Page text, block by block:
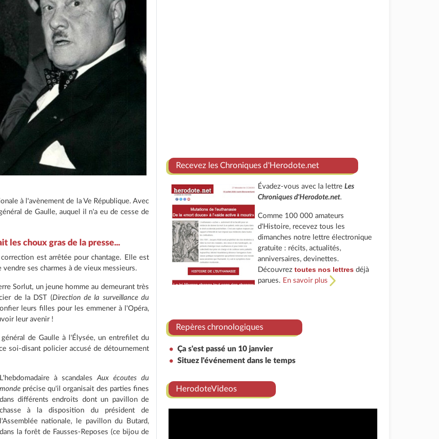
à l'avènement de la Ve République. Avec
de Gaulle, auquel il n'a eu de cesse de
les choux gras de la presse...
est arrêtée pour chantage. Elle est
ses charmes à de vieux messieurs.
Sorlut, un jeune homme au demeurant très
de la DST (Direction de la surveillance du
leurs filles pour les emmener à l'Opéra,
leur avenir !
de Gaulle à l'Élysée, un entrefilet du
soi-disant policier accusé de détournement
à scandalesAux écoutes du
précise qu'il organisait des parties fines
différents endroits dont un pavillon de
à la disposition du président de
nationale, le pavillon du Butard,
la forêt de Fausses-Reposes (ce bijou de
Recevez les Chroniques d'Herodote.net
Évadez-vous avec la lettreLes
Chroniques d'Herodote.net.
Comme 100 000 amateurs
d'Histoire, recevez tous les
dimanches notre lettre électronique
gratuite : récits, actualités,
anniversaires, devinettes.
Découvreztoutes nos lettres déjà
parues. En savoir plus
Repères chronologiques
Ça s'est passé un 10 janvier
Situez l'événement dans le temps
HerodoteVideos